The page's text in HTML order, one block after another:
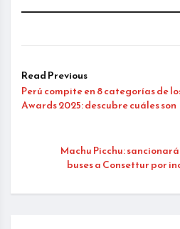
Read Previous
Perú compite en 8 categorías de
Awards 2025: descubre cuáles son
Machu Picchu:
buses a Consettur por